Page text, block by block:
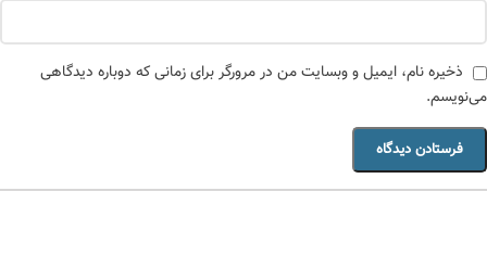
ذخیره نام، ایمیل و وبسایت من در مرورگر برای زمانی که دوباره دیدگاهی
می‌نویسم.